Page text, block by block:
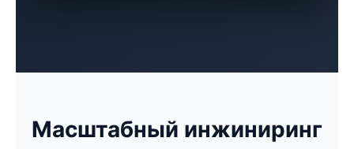
Масштабный инжиниринг